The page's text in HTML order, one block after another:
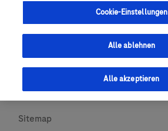
Cookie-Einstellungen
Urheberrecht
Newsletter abonnieren
Sitemap
Cookie-Einstellungen
Alle ablehnen
Alle akzeptieren